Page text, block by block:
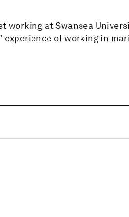
working at Swansea
experience of working in